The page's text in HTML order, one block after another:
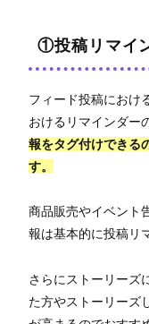
①投稿リマイ
フィード投稿におけ
おけるリマインダー
報をタグ付けできる
す。
商品販売やイベント
報は基本的に投稿リ
さらにストーリーズ
た方やストーリーズ